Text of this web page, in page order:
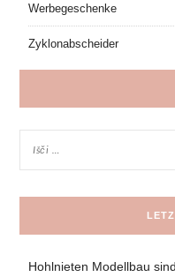
Werbegeschenke
Zyklonabscheider
Hohlnieten Modellbau